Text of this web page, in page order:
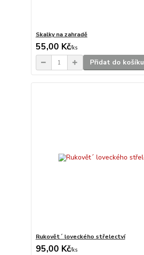
Skalky na zahradě
55,00 Kč/ks
Přidat do košíku
Rukovět´ loveckého střelectví
95,00 Kč/ks